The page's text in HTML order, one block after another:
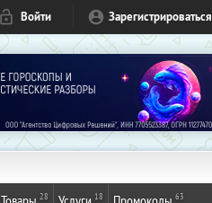
Войти Зарегистрироваться
28 18 63